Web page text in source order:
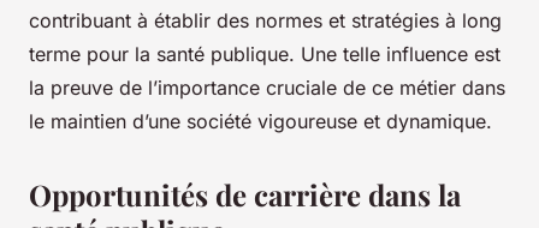
contribuant à établir des normes et stratégies à long
terme pour la santé publique. Une telle influence est
la preuve de l’importance cruciale de ce métier dans
le maintien d’une société vigoureuse et dynamique.
Opportunités de carrière dans la